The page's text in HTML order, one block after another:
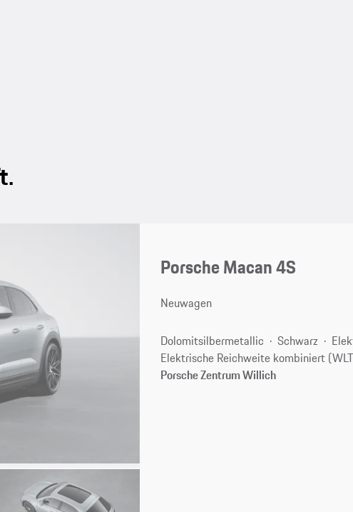
Porsche Macan 4S
Neuwagen
Dolomitsilbermetallic Schwarz
Elektrische Reichweite kombiniert
Porsche Zentrum Willich